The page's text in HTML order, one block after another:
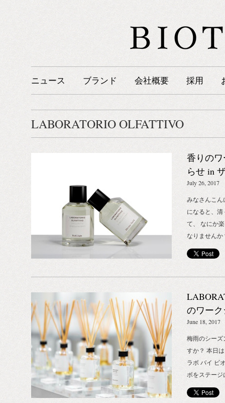
ニュース ブランド 会社概要 採用
LABORATORIO OLFATTIVO
香りの
らせ in
都店
July 26, 2017
みなさんこん
になると、
て、 なにか
なりませんか
ホットなイ
で、なんと
う？
一緒に、香り
ョップ 京都
～8月27日（
ランスブラ
（ラボラト
開いたしま
定にて、ラ
レグランス
ショップを開
のワー
_MINI
June 18, 2017
梅雨のシーズ
すか？ 本日
ラボ バイ ビ
ボをステー
お知らせい
嗅覚の実験